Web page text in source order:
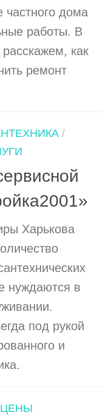
частного дома
работы. В
как
ремонт
/
Харькова
нуждаются в
под рукой
и
ЦЕНЫ